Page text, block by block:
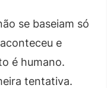
se baseiam só
e
é humano.
tentativa.